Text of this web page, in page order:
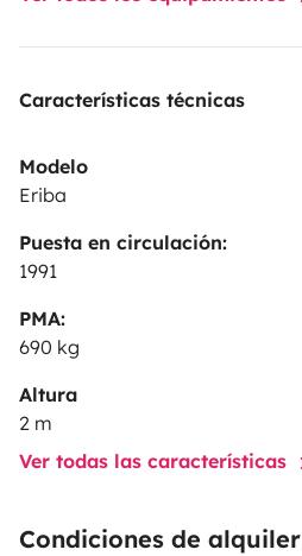
Características técnicas
Modelo
Eriba
Puesta en circulación:
1991
PMA:
690 kg
Altura
2 m
Ver todas las características
Condiciones de alquiler